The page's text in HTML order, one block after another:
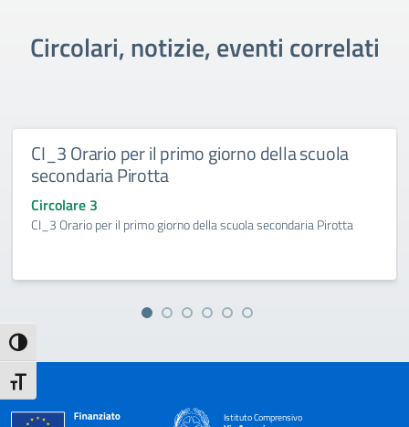
Attiva/disattiva alto contrasto
Attiva/disattiva dimensione testo
Circolari, notizie, eventi correlati
CI_3 Orario per il primo giorno della scuola
secondaria Pirotta
Circolare 3
CI_3 Orario per il primo giorno della scuola secondaria Pirotta
Istituto Comprensivo